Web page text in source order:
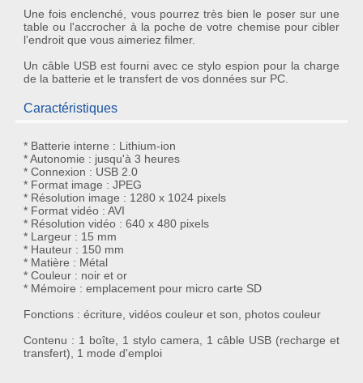
Une fois enclenché, vous pourrez très bien le poser sur une
table ou l'accrocher à la poche de votre chemise pour cibler
l'endroit que vous aimeriez filmer.
Un câble USB est fourni avec ce stylo espion pour la charge
de la batterie et le transfert de vos données sur PC.
Caractéristiques
* Batterie interne : Lithium-ion
* Autonomie : jusqu'à 3 heures
* Connexion : USB 2.0
* Format image : JPEG
* Résolution image : 1280 x 1024 pixels
* Format vidéo : AVI
* Résolution vidéo : 640 x 480 pixels
* Largeur : 15 mm
* Hauteur : 150 mm
* Matière : Métal
* Couleur : noir et or
* Mémoire : emplacement pour micro carte SD
Fonctions : écriture, vidéos couleur et son, photos couleur
Contenu : 1 boîte, 1 stylo camera, 1 câble USB (recharge et
transfert), 1 mode d'emploi